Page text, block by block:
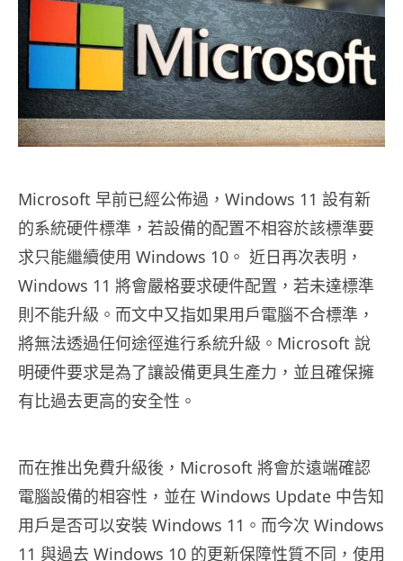
Microsoft 早前已經公佈過，Windows 11 設有新
的系統硬件標準，若設備的配置不相容於該標準要
求只能繼續使用 Windows 10。 近日再次表明，
Windows 11 將會嚴格要求硬件配置，若未達標準
則不能升級。而文中又指如果用戶電腦不合標準，
將無法透過任何途徑進行系統升級。Microsoft 說
明硬件要求是為了讓設備更具生產力，並且確保擁
有比過去更高的安全性。
而在推出免費升級後，Microsoft 將會於遠端確認
電腦設備的相容性，並在 Windows Update 中告知
用戶是否可以安裝 Windows 11。而今次 Windows
11 與過去 Windows 10 的更新保障性質不同，使用